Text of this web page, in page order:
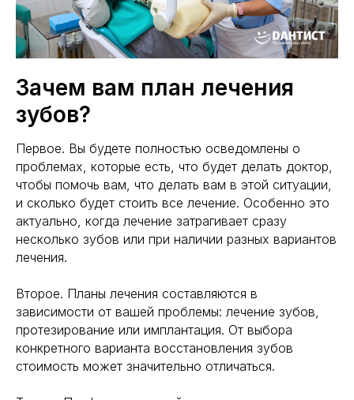
Зачем вам план лечения
зубов?
Первое. Вы будете полностью осведомлены о
проблемах, которые есть, что будет делать доктор,
чтобы помочь вам, что делать вам в этой ситуации,
и сколько будет стоить все лечение. Особенно это
актуально, когда лечение затрагивает сразу
несколько зубов или при наличии разных вариантов
лечения.
Второе. Планы лечения составляются в
зависимости от вашей проблемы: лечение зубов,
протезирование или имплантация. От выбора
конкретного варианта восстановления зубов
стоимость может значительно отличаться.